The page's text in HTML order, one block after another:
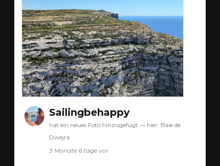
Sailingbehappy
hat ein neues Foto hinzugefügt — hier: Baie de
Dwejra.
3 Monate 6 tage vor